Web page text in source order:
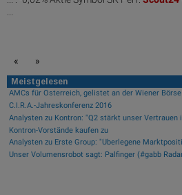
...
« »
Meistgelesen
AMCs für Österreich, gelistet an der Wiener Börse
C.I.R.A.-Jahreskonferenz 2016
Kontron-Vorstände kaufen zu
Unser Volumensrobot sagt: Palfinger (#gabb